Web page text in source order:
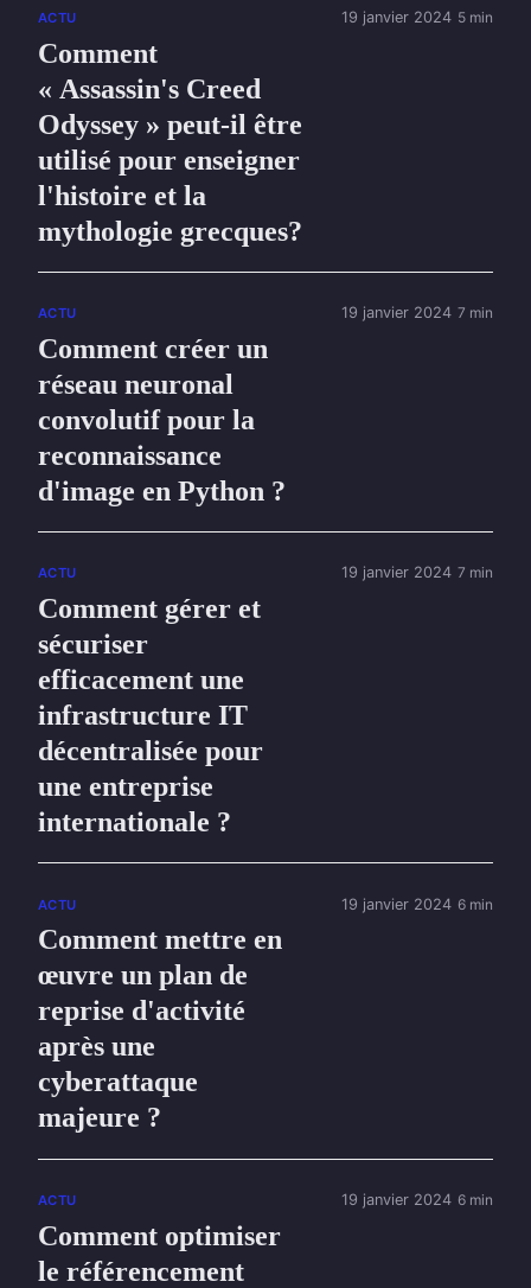
ACTU
Comment
« Assassin's Creed
Odyssey » peut-il être
utilisé pour enseigner
l'histoire et la
mythologie grecques?
19 janvier 2024 5 min
ACTU
Comment créer un
réseau neuronal
convolutif pour la
reconnaissance
d'image en Python ?
19 janvier 2024 7 min
ACTU
Comment gérer et
sécuriser
efficacement une
infrastructure IT
décentralisée pour
une entreprise
internationale ?
19 janvier 2024 7 min
ACTU
Comment mettre en
œuvre un plan de
reprise d'activité
après une
cyberattaque
majeure ?
19 janvier 2024 6 min
ACTU
Comment optimiser
le référencement
19 janvier 2024 6 min